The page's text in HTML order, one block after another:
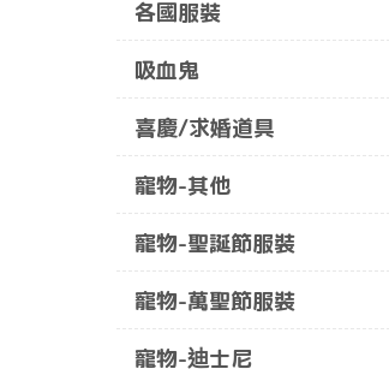
各國服裝
吸血鬼
喜慶/求婚道具
寵物-其他
寵物-聖誕節服裝
寵物-萬聖節服裝
寵物-迪士尼